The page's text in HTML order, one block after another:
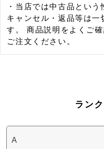
・当店では中古品とい
キャンセル・返品等は一
す。 商品説明をよくご
ご注文ください。
ラン